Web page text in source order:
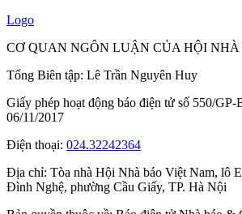
Logo
CƠ QUAN NGÔN LUẬN CỦA HỘI
Tổng Biên tập: Lê Trần Nguyên Huy
Giấy phép hoạt động báo điện tử số 550/
06/11/2017
Điện thoại: 024.32242364
Địa chỉ: Tòa nhà Hội Nhà báo Việt Nam, lô
Đình Nghệ, phường Cầu Giấy, TP. Hà Nội